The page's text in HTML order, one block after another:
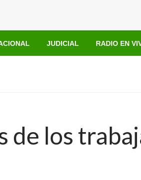
JUDICIAL RADIO EN
de los